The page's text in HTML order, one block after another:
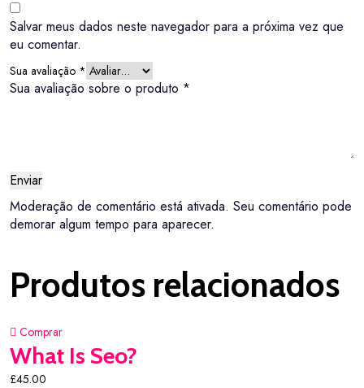
Salvar meus dados neste navegador para a próxima vez que
eu comentar.
Sua avaliação *
Sua avaliação sobre o produto *
Moderação de comentário está ativada. Seu comentário pode
demorar algum tempo para aparecer.
Produtos relacionados
Comprar
What Is Seo?
£45.00